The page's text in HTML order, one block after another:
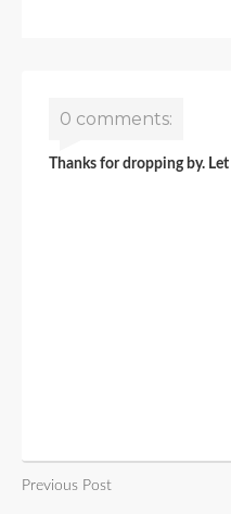
0 comments:
Thanks for dropping by.
Previous Post